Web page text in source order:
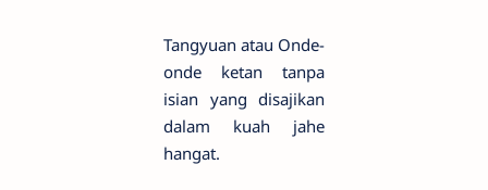
Tangyuan atau Onde-
onde ketan tanpa
isian yang disajikan
dalam kuah jahe
hangat.